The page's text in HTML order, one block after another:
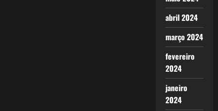
abril 2024
março 2024
fevereiro
2024
janeiro
2024